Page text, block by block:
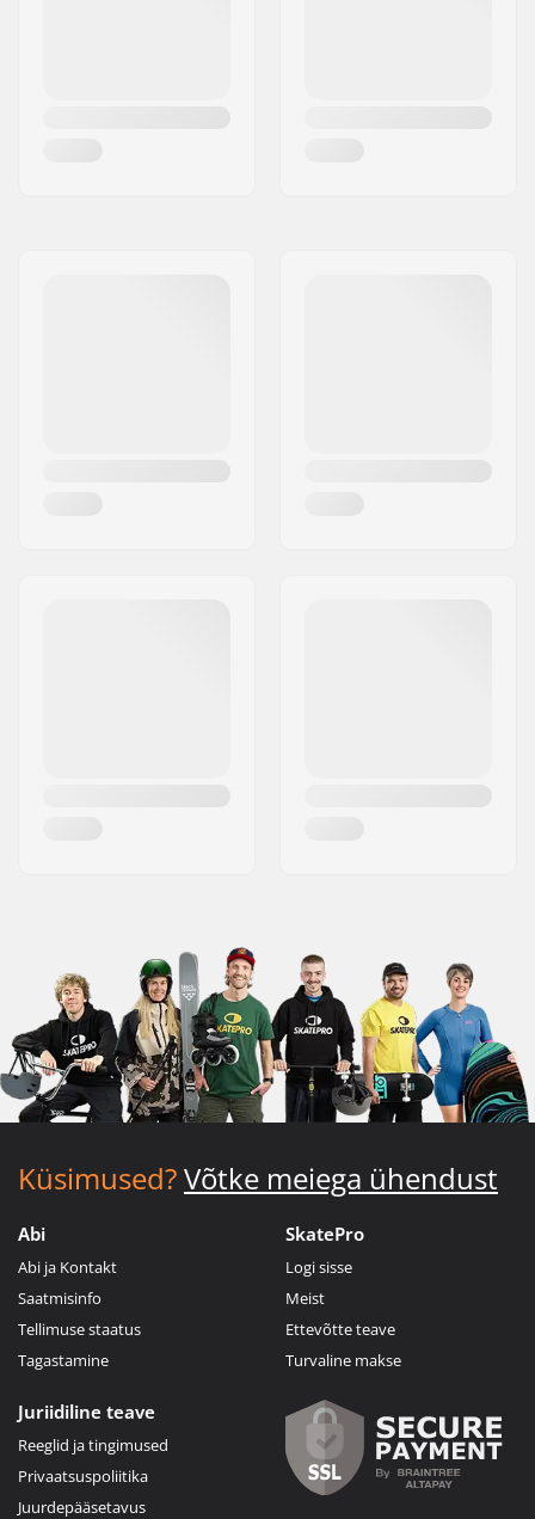
Küsimused?Võtke meiega ühendust
Abi
Abi ja Kontakt
Saatmisinfo
Tellimuse staatus
Tagastamine
SkatePro
Logi sisse
Meist
Ettevõtte teave
Turvaline makse
Juriidiline teave
Reeglid ja tingimused
Privaatsuspoliitika
Juurdepääsetavus